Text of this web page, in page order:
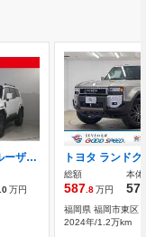
トヨタ ランドクルーザー250 2.7 VX 4WD サポカー フルセグテレビ スマートキー付
.0万円
総額
587 .8万円
本体
福岡県 福岡市東区
2024年/1.2万km